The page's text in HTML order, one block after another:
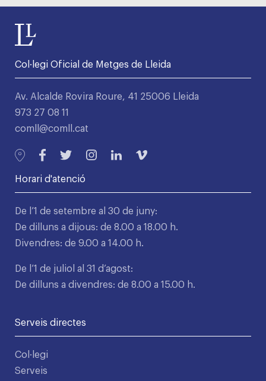
Col·legi Oficial de Metges de Lleida
Av. Alcalde Rovira Roure, 41 25006 Lleida
973 27 08 11
comll@comll.cat
Horari d'atenció
De l’1 de setembre al 30 de juny:
De dilluns a dijous: de 8.00 a 18.00 h.
Divendres: de 9.00 a 14.00 h.
De l’1 de juliol al 31 d’agost:
De dilluns a divendres: de 8.00 a 15.00 h.
Serveis directes
Col·legi
Serveis